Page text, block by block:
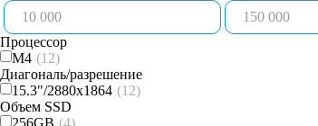
Процессор
M4 (12)
Диагональ/разрешение
15.3"/2880x1864 (12)
Объем SSD
256GB (4)